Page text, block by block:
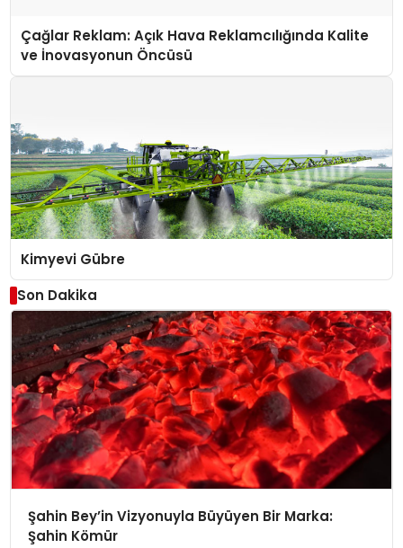
Çağlar Reklam: Açık Hava Reklamcılığında Kalite
ve İnovasyonun Öncüsü
Kimyevi Gübre
Son Dakika
Şahin Bey’in Vizyonuyla Büyüyen Bir Marka:
Şahin Kömür